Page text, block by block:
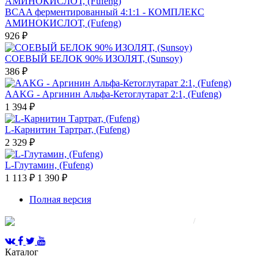
BCAA ферментированный 4:1:1 - КОМПЛЕКС
АМИНОКИСЛОТ, (Fufeng)
926 ₽
СОЕВЫЙ БЕЛОК 90% ИЗОЛЯТ, (Sunsoy)
386 ₽
AAKG - Аргинин Альфа-Кетоглутарат 2:1, (Fufeng)
1 394 ₽
L-Карнитин Тартрат, (Fufeng)
2 329 ₽
L-Глутамин, (Fufeng)
1 113 ₽ 1 390 ₽
Полная версия
/
Каталог